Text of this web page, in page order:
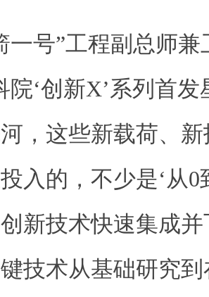
号”工程副总师兼
院‘创新X’系列首
，这些新载荷、
入的，不少是‘从0
新技术快速集成
技术从基础研究